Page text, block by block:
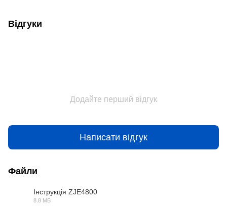
Відгуки
Додайте перший відгук
Написати відгук
Файли
Інструкція ZJE4800
8.8 МБ